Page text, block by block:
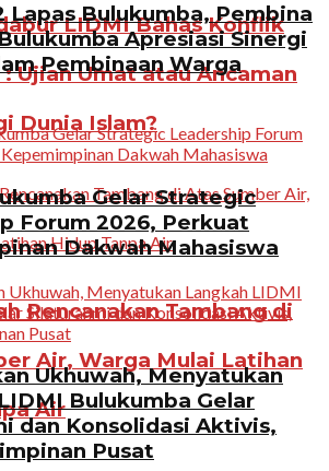
LIDMI Bahas Konflik
Ujian Umat atau Ancaman
Dunia Islam?
Rencanakan Tambang di
Air, Warga Mulai Latihan
Air
Lapas Bulukumba, Pembina
Apresiasi Sinergi
Pembinaan Warga
Gelar Strategic
Forum 2026, Perkuat
Dakwah Mahasiswa
Ukhuwah, Menyatukan
Bulukumba Gelar
dan Konsolidasi Aktivis,
Pusat